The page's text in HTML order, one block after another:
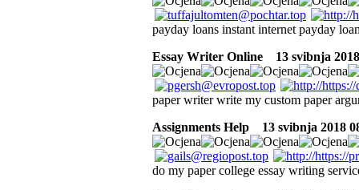
payday loans instant internet payday
Essay Writer Online
13 svibnja
paper writer write my custom paper
Assignments Help
13 svibnja 2018
do my paper college essay writing